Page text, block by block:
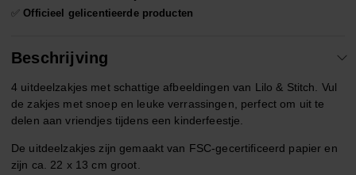
✅Officieel gelicentieerde producten
Beschrijving
4 uitdeelzakjes met schattige afbeeldingen van Lilo & Stitch. Vul
de zakjes met snoep en leuke verrassingen, perfect om uit te
delen aan vriendjes tijdens een kinderfeestje.
De uitdeelzakjes zijn gemaakt van FSC-gecertificeerd papier en
zijn ca. 22 x 13 cm groot.